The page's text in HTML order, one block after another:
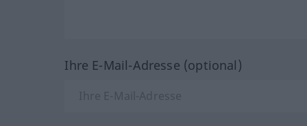
Ihre E-Mail-Adresse (optional)